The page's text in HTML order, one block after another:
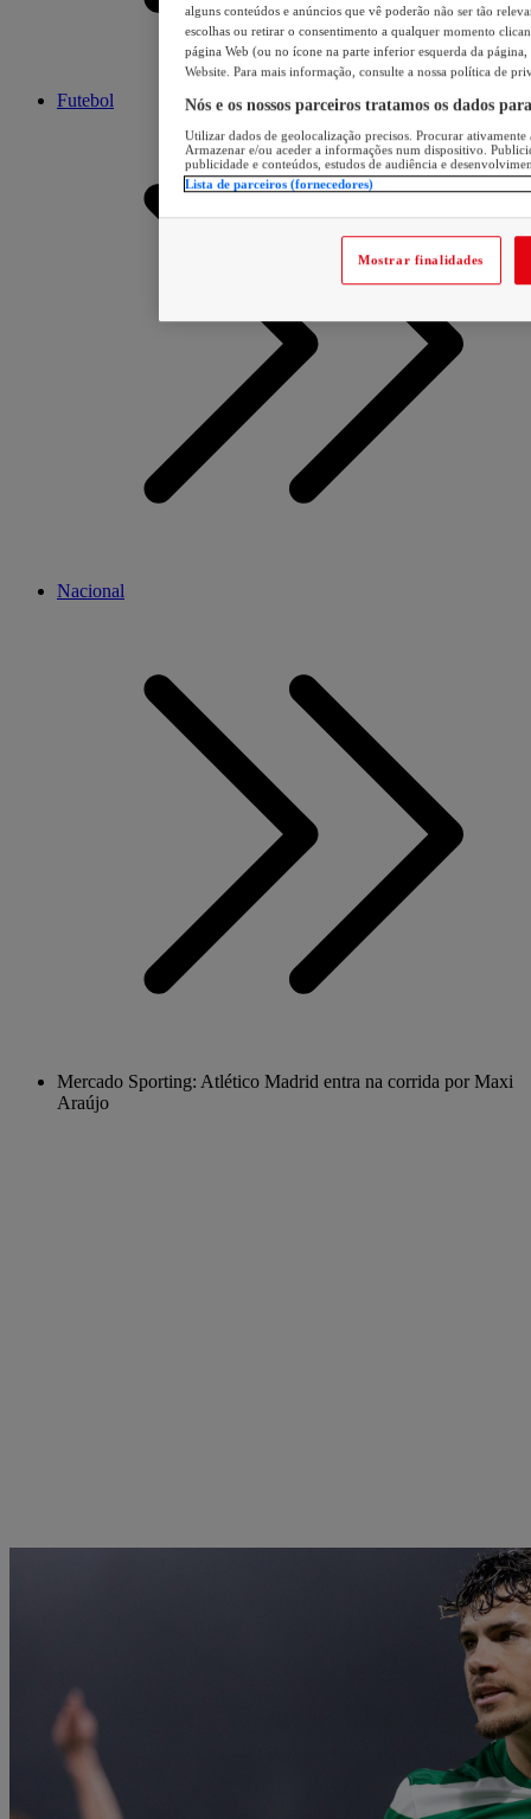
Futebol
Nacional
Mercado Sporting: Atlético Madrid entra na corrida por Maxi
Araújo
alguns conteúdos e anúncios que vê poderão não ser tão
escolhas ou retirar o consentimento a qualquer momento
página Web (ou no ícone na parte inferior esquerda da página,
Website. Para mais informação, consulte a nossa política de
Nós e os nossos parceiros tratamos os dados
Utilizar dados de geolocalização precisos. Procurar
Armazenar e/ou aceder a informações num dispositivo.
publicidade e conteúdos, estudos de audiência e
Lista de parceiros (fornecedores)
Mostrar finalidades